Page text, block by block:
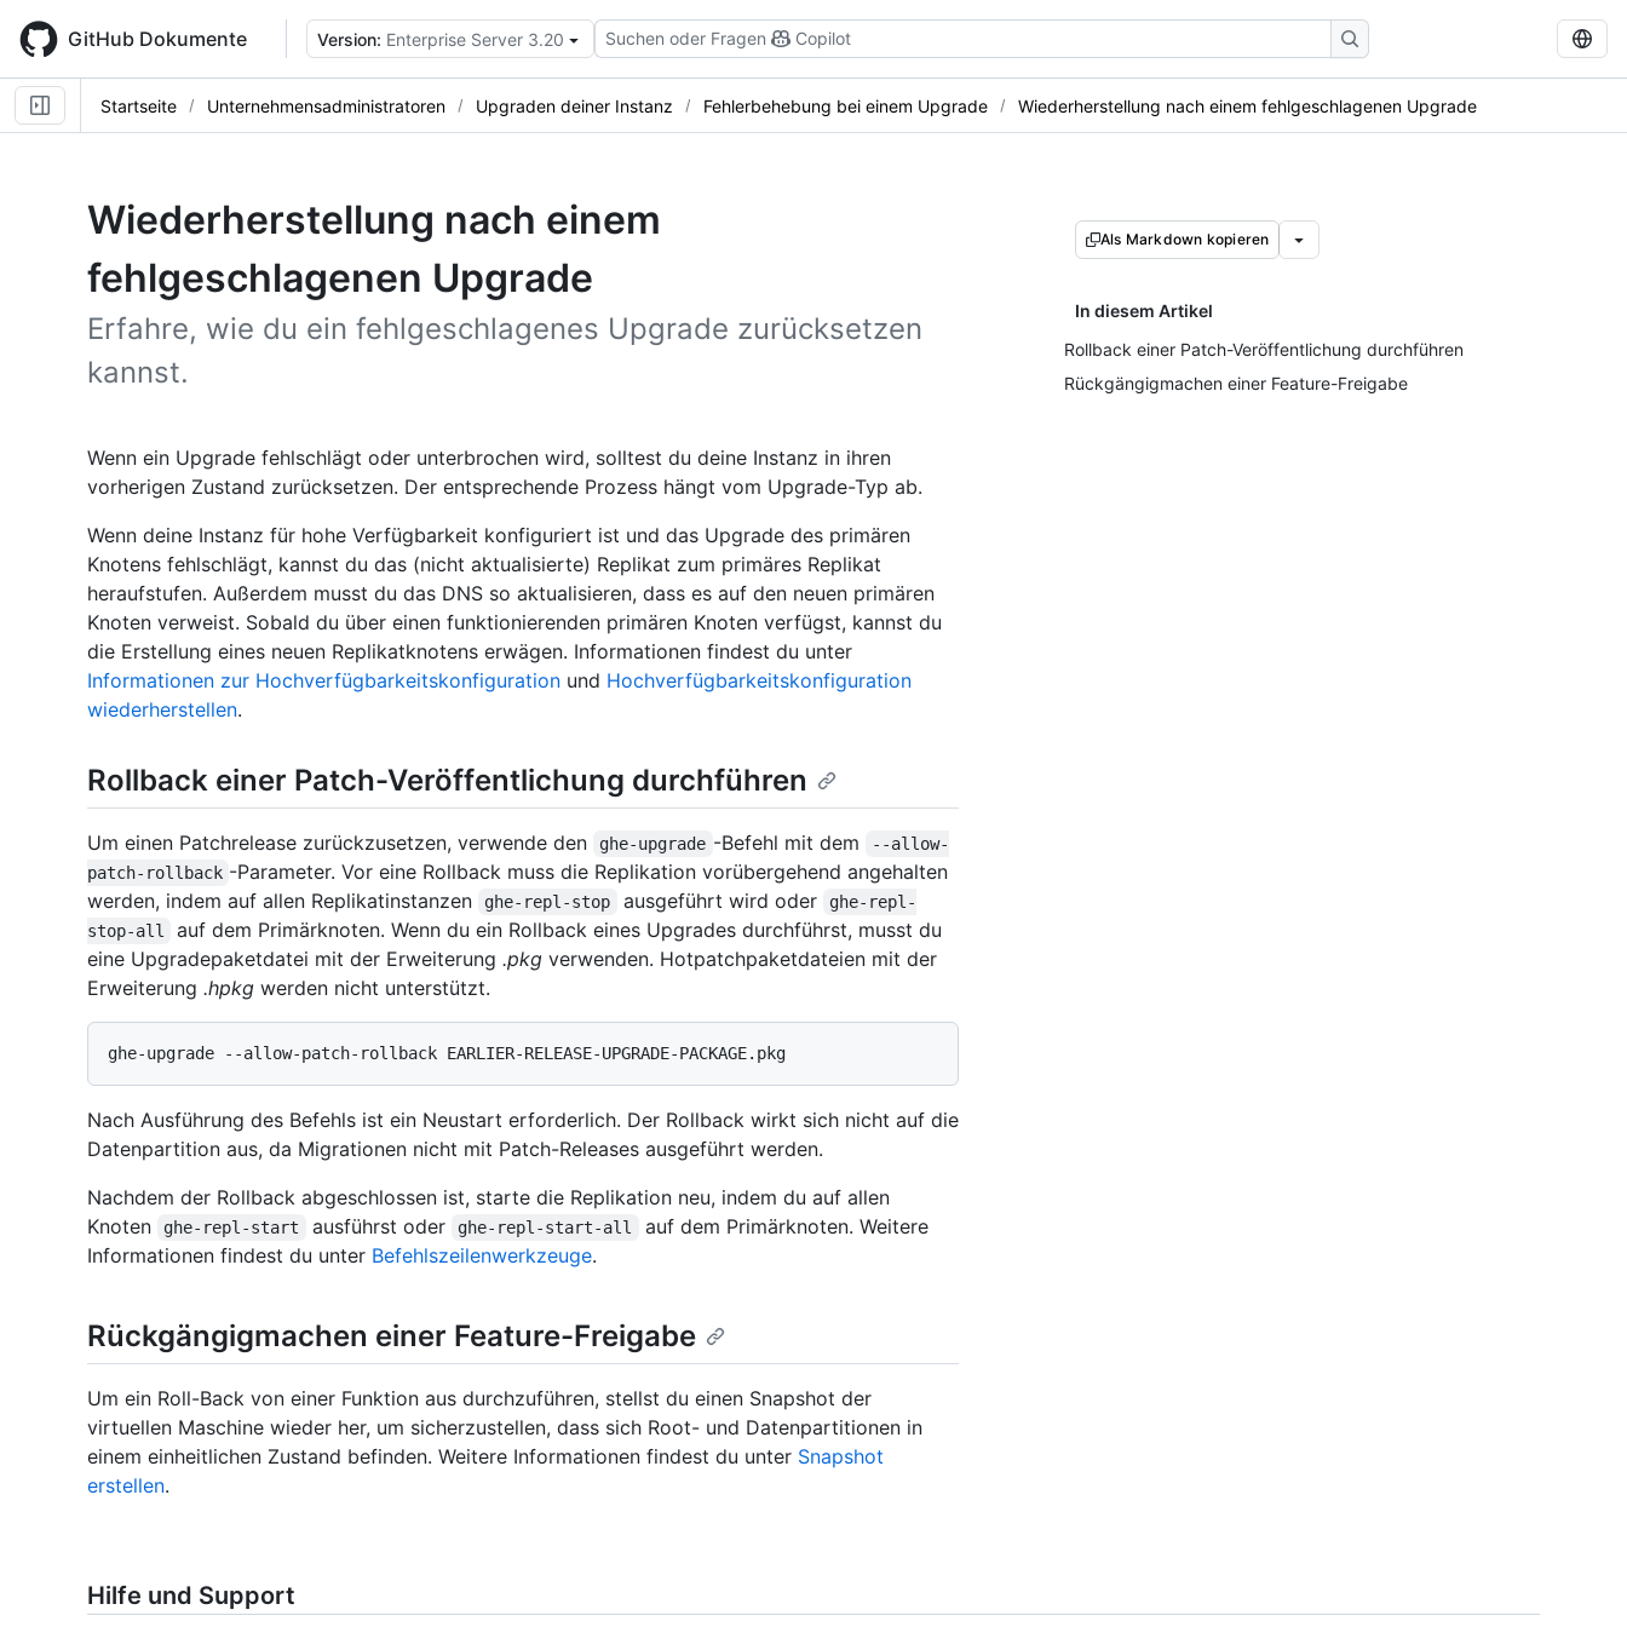
main
content
GitHub Dokumente Version: Enterprise Server 3.20 Suchen oder Fragen Copilot
Startseite Unternehmensadministratoren Upgraden deiner Instanz Fehlerbehebung bei einem Upgrade Wiederherstellung nach einem fehlgeschlagenen Upgrade
Wiederherstellung nach einem
fehlgeschlagenen Upgrade
Erfahre, wie du ein fehlgeschlagenes Upgrade zurücksetzen
kannst.
Als Markdown kopieren
In diesem Artikel
Rollback einer Patch-Veröffentlichung durchführen
Rückgängigmachen einer Feature-Freigabe
Wenn ein Upgrade fehlschlägt oder unterbrochen wird, solltest du deine Instanz in ihren
vorherigen Zustand zurücksetzen. Der entsprechende Prozess hängt vom Upgrade-Typ ab.
Wenn deine Instanz für hohe Verfügbarkeit konfiguriert ist und das Upgrade des primären
Knotens fehlschlägt, kannst du das (nicht aktualisierte) Replikat zum primäres Replikat
heraufstufen. Außerdem musst du das DNS so aktualisieren, dass es auf den neuen primären
Knoten verweist. Sobald du über einen funktionierenden primären Knoten verfügst, kannst du
die Erstellung eines neuen Replikatknotens erwägen. Informationen findest du unter
Informationen zur Hochverfügbarkeitskonfiguration und Hochverfügbarkeitskonfiguration
wiederherstellen.
Rollback einer Patch-Veröffentlichung durchführen
Um einen Patchrelease zurückzusetzen, verwende den ghe-upgrade -Befehl mit dem
--allow-
patch-rollback -Parameter. Vor eine Rollback muss die Replikation vorübergehend angehalten
werden, indem auf allen Replikatinstanzen
ghe-repl-stop ausgeführt wird oder
ghe-repl-
stop-all
auf dem Primärknoten. Wenn du ein Rollback eines Upgrades durchführst, musst du
eine Upgradepaketdatei mit der Erweiterung .pkg verwenden. Hotpatchpaketdateien mit der
Erweiterung .hpkg werden nicht unterstützt.
Nach Ausführung des Befehls ist ein Neustart erforderlich. Der Rollback wirkt sich nicht auf die
Datenpartition aus, da Migrationen nicht mit Patch-Releases ausgeführt werden.
Nachdem der Rollback abgeschlossen ist, starte die Replikation neu, indem du auf allen
Knoten
ghe-repl-start ausführst oder ghe-repl-start-all
auf dem Primärknoten. Weitere
Informationen findest du unter Befehlszeilenwerkzeuge.
Rückgängigmachen einer Feature-Freigabe
Um ein Roll-Back von einer Funktion aus durchzuführen, stellst du einen Snapshot der
virtuellen Maschine wieder her, um sicherzustellen, dass sich Root- und Datenpartitionen in
einem einheitlichen Zustand befinden. Weitere Informationen findest du unter Snapshot
erstellen.
Hilfe und Support